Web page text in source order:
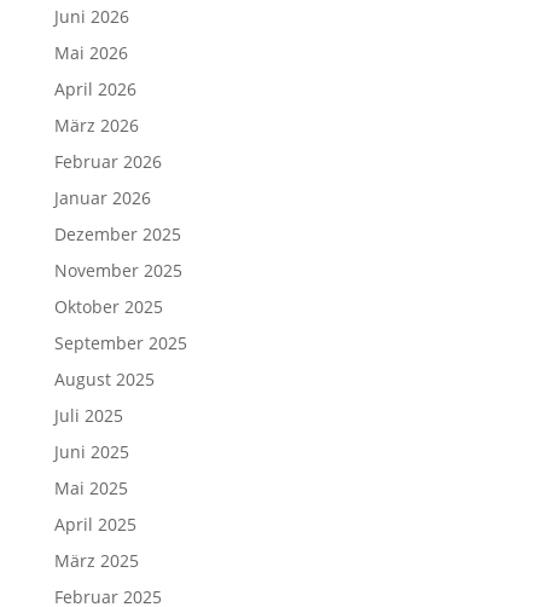
Juni 2026
Mai 2026
April 2026
März 2026
Februar 2026
Januar 2026
Dezember 2025
November 2025
Oktober 2025
September 2025
August 2025
Juli 2025
Juni 2025
Mai 2025
April 2025
März 2025
Februar 2025